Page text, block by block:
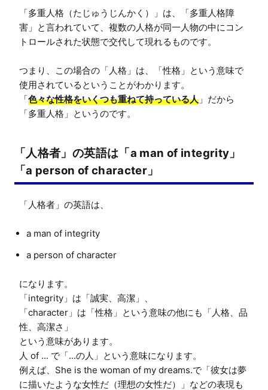
「多重人格（たじゅうじんかく）」は、「多重人格障
害」と言われていて、複数の人格が同一人物の中にコン
トロールされた状態で交代して現れるものです。
つまり、この場合の「人格」は、「性格」という意味で
使用されているということがわかります。
「色々な性格をいくつも重ねて持っている人 」だから
「多重人格」というのです。
「人格者」の英語は「a man of integrity」
「a person of character」
a man of integrity
a person of character
になります。
「integrity」は「誠実、高潔」、
「character」は「性格」という意味の他にも「人格、品
性、高潔さ」
という意味があります。
人 of ... で「...の人」という意味になります。
例えば、She is the woman of my dreams.で「彼女は夢
に描いたような女性だ（理想の女性だ）」などの表現も